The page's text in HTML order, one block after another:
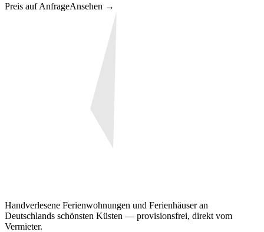
Preis auf AnfrageAnsehen →
Handverlesene Ferienwohnungen und Ferienhäuser an
Deutschlands schönsten Küsten — provisionsfrei, direkt vom
Vermieter.